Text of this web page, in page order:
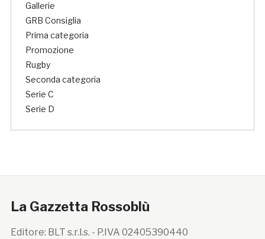
Gallerie
GRB Consiglia
Prima categoria
Promozione
Rugby
Seconda categoria
Serie C
Serie D
La Gazzetta Rossoblù
Editore: BLT s.r.l.s. - P.IVA 02405390440